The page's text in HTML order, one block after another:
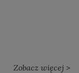
Zobacz więcej >